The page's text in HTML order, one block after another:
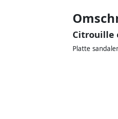
Citrouille
Platte